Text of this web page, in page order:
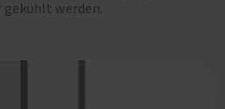
gekühlt werden.